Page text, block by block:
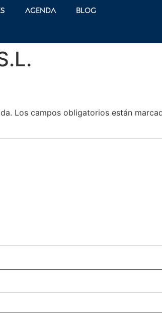
Agenda Blog
Los campos obligatorios están